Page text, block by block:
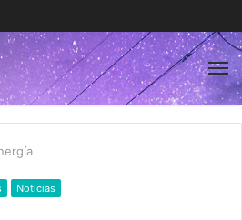
Noticias